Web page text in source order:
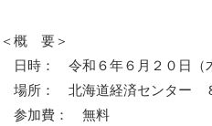
＜概 要＞
日時： 令和６年６月２０日（
場所： 北海道経済センター
参加費： 無料